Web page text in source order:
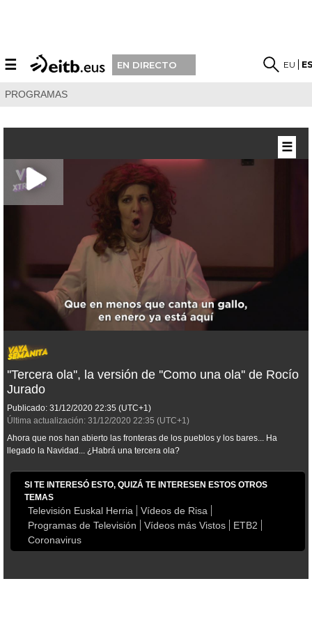
☰ EN DIRECTO EU
PROGRAMAS
''Tercera ola'', la versión de ''Como una ola'' de Rocío
Jurado
Publicado: 31/12/2020 22:35 (UTC+1)
Última actualización: 31/12/2020 22:35 (UTC+1)
Ahora que nos han abierto las fronteras de los pueblos y los bares... Ha
llegado la Navidad... ¿Habrá una tercera ola?
SI TE INTERESÓ ESTO, QUIZÁ TE INTERESEN ESTOS OTROS
TEMAS
Televisión Euskal Herria
Vídeos de Risa
Programas de Televisión
Vídeos más Vistos
ETB2
Coronavirus
☰